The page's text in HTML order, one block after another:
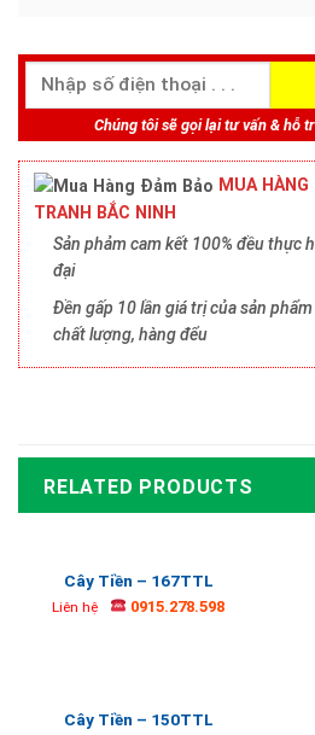
Chúng tôi sẽ gọi lại tư vấn & hỗ
MUA
TRANH BẮC NINH
Sản phảm cam kết 100% đều thực
đại
Đền gấp 10 lần giá trị của sản
chất lượng, hàng đểu
RELATED PRODUCTS
Cây Tiền – 167TTL
Liên hệ 0915.278.598
Cây Tiền – 150TTL